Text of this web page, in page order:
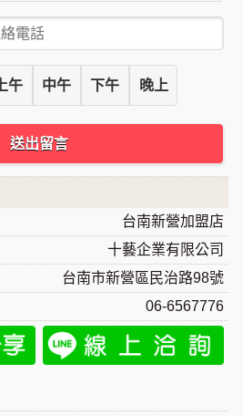
上午 中午 下午 晚上
送出留言
台南新營加盟店
十藝企業有限公司
台南市新營區民治路98號
06-6567776